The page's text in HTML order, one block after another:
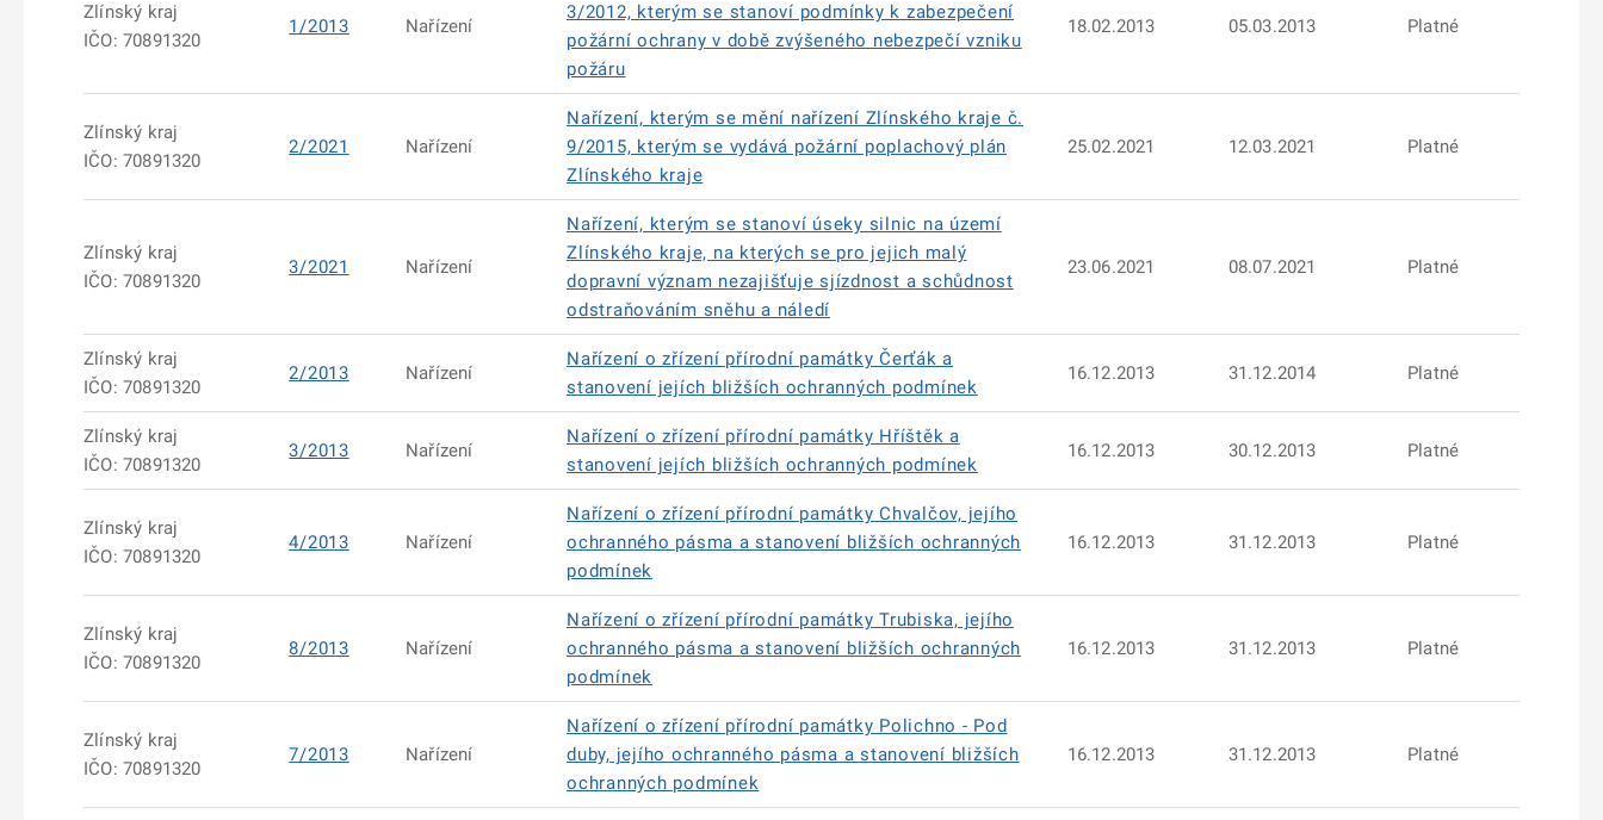
Zlínský kraj
IČO: 70891320
1/2013 Nařízení
3/2012, kterým se stanoví podmínky k zabezpečení
požární ochrany v době zvýšeného nebezpečí vzniku
požáru
18.02.2013 05.03.2013 Platné
Zlínský kraj
IČO: 70891320
2/2021 Nařízení
Nařízení, kterým se mění nařízení Zlínského kraje č.
9/2015, kterým se vydává požární poplachový plán
Zlínského kraje
25.02.2021 12.03.2021 Platné
Zlínský kraj
IČO: 70891320
3/2021 Nařízení
Nařízení, kterým se stanoví úseky silnic na území
Zlínského kraje, na kterých se pro jejich malý
dopravní význam nezajišťuje sjízdnost a schůdnost
odstraňováním sněhu a náledí
23.06.2021 08.07.2021 Platné
Zlínský kraj
IČO: 70891320
2/2013 Nařízení
Nařízení o zřízení přírodní památky Čerťák a
stanovení jejích bližších ochranných podmínek
16.12.2013 31.12.2014 Platné
Zlínský kraj
IČO: 70891320
3/2013 Nařízení
Nařízení o zřízení přírodní památky Hříštěk a
stanovení jejích bližších ochranných podmínek
16.12.2013 30.12.2013 Platné
Zlínský kraj
IČO: 70891320
4/2013 Nařízení
Nařízení o zřízení přírodní památky Chvalčov, jejího
ochranného pásma a stanovení bližších ochranných
podmínek
16.12.2013 31.12.2013 Platné
Zlínský kraj
IČO: 70891320
8/2013 Nařízení
Nařízení o zřízení přírodní památky Trubiska, jejího
ochranného pásma a stanovení bližších ochranných
podmínek
16.12.2013 31.12.2013 Platné
Zlínský kraj
IČO: 70891320
7/2013 Nařízení
Nařízení o zřízení přírodní památky Polichno - Pod
duby, jejího ochranného pásma a stanovení bližších
ochranných podmínek
16.12.2013 31.12.2013 Platné